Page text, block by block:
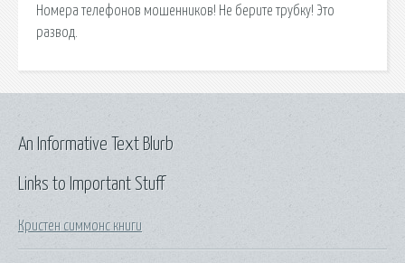
Номера телефонов мошенников! Не берите трубку! Это
развод.
Links to Important Stuff
Кристен симмонс книги
An Informative Text Blurb